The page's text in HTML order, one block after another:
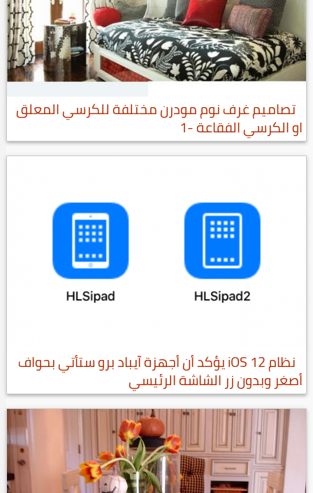
تصاميم غرف نوم مودرن مختلفة للكرسي المعلق
او الكرسي الفقاعة -1
نظام iOS 12 يؤكد أن أجهزة آيباد برو ستأتي بحواف
أصغر وبدون زر الشاشة الرئيسي